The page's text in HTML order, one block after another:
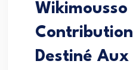
Destiné Aux